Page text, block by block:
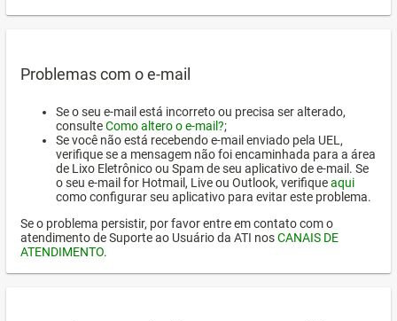
Problemas com o e-mail
Se o seu e-mail está incorreto ou precisa ser alterado,
consulteComo altero o e-mail?;
Se você não está recebendo e-mail enviado pela UEL,
verifique se a mensagem não foi encaminhada para a área
de Lixo Eletrônico ou Spam de seu aplicativo de e-mail. Se
o seu e-mail for Hotmail, Live ou Outlook, verifiqueaqui
como configurar seu aplicativo para evitar este problema.
Se o problema persistir, por favor entre em contato com o
atendimento de Suporte ao Usuário da ATI nosCANAIS DE
ATENDIMENTO.